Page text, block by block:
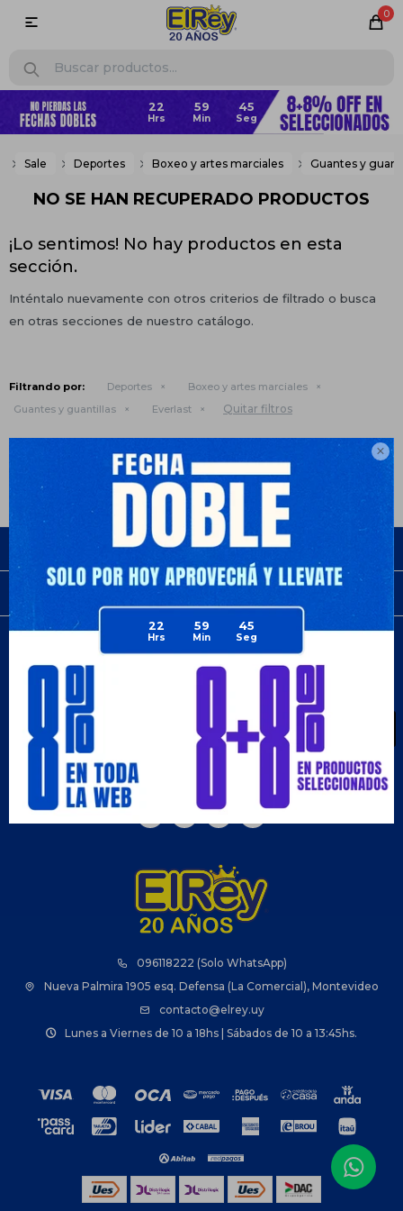

22 59 45
0

22 59 45
Sale Deportes Boxeo y artes marciales Guantes y
NO SE HAN RECUPERADO PRODUCTOS
¡Lo sentimos! No hay productos en esta
sección.
Inténtalo nuevamente con otros criterios de filtrado o busca
en otras secciones de nuestro catálogo.
Filtrando por: Deportes
Boxeo y artes marciales
Guantes y guantillas
Everlast Quitar filtros
Te recomendamos quitar: Deportes Boxeo y artes marciales
096118222 (Solo WhatsApp)
Nueva Palmira 1905 esq. Defensa (La Comercial), Montevideo
contacto@elrey.uy
Lunes a Viernes de 10 a 18hs | Sábados de 10 a 13:45hs.
SUSCRIBIRME
